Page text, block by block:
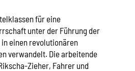
für eine
unter der Führung der
einen revolutionären
verwandelt. Die arbeitende
Zieher, Fahrer und